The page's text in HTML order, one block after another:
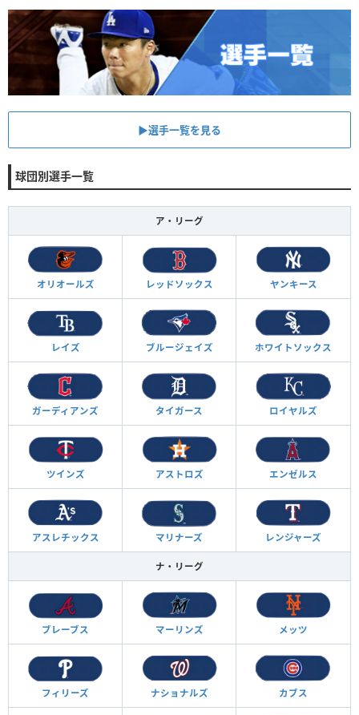
▶︎選手一覧を見る
球団別選手一覧
ア・リーグ
オリオールズ レッドソックス ヤンキース
レイズ ブルージェイズ ホワイトソックス
ガーディアンズ タイガース ロイヤルズ
ツインズ アストロズ エンゼルス
アスレチックス マリナーズ レンジャーズ
ナ・リーグ
ブレーブス マーリンズ メッツ
フィリーズ ナショナルズ カブス